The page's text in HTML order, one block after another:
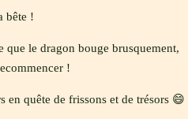
bête !
que le dragon bouge brusquement,
!
quête de frissons et de trésors 😄